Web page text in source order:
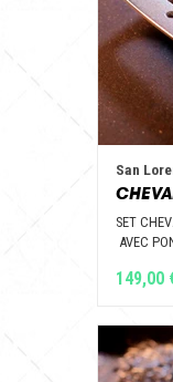
San
SET
AVEC
149,00